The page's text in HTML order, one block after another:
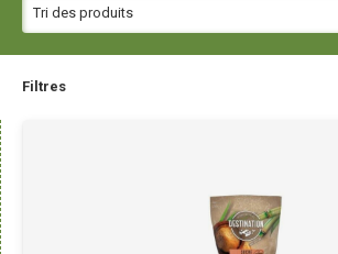
Filtres